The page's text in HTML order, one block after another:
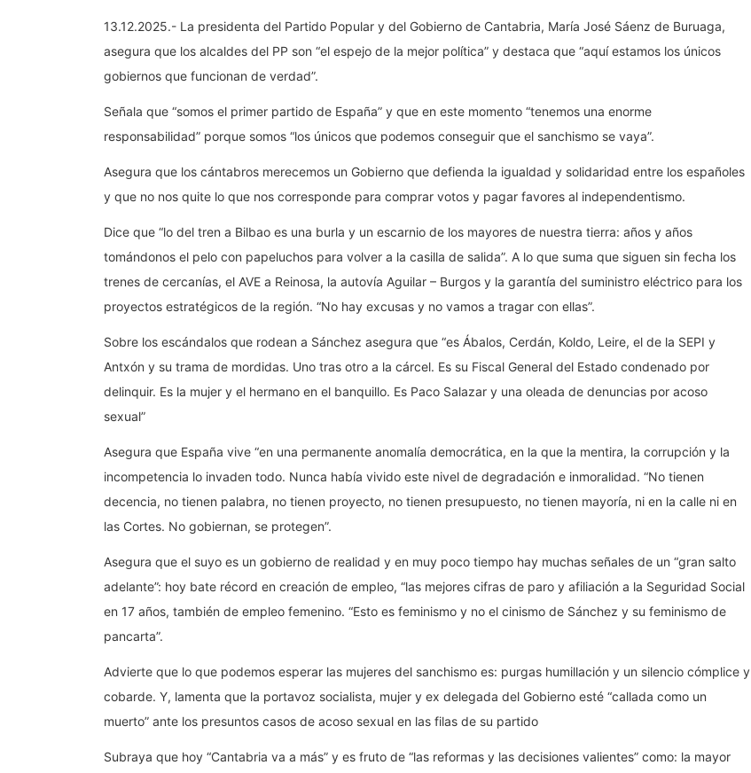
13.12.2025.- La presidenta del Partido Popular y del Gobierno de Cantabria, María José Sáenz de Buruaga,
asegura que los alcaldes del PP son “el espejo de la mejor política” y destaca que “aquí estamos los únicos
gobiernos que funcionan de verdad”.
Señala que “somos el primer partido de España” y que en este momento “tenemos una enorme
responsabilidad” porque somos “los únicos que podemos conseguir que el sanchismo se vaya”.
Asegura que los cántabros merecemos un Gobierno que defienda la igualdad y solidaridad entre los españoles
y que no nos quite lo que nos corresponde para comprar votos y pagar favores al independentismo.
Dice que “lo del tren a Bilbao es una burla y un escarnio de los mayores de nuestra tierra: años y años
tomándonos el pelo con papeluchos para volver a la casilla de salida”. A lo que suma que siguen sin fecha los
trenes de cercanías, el AVE a Reinosa, la autovía Aguilar – Burgos y la garantía del suministro eléctrico para los
proyectos estratégicos de la región. “No hay excusas y no vamos a tragar con ellas”.
Sobre los escándalos que rodean a Sánchez asegura que “es Ábalos, Cerdán, Koldo, Leire, el de la SEPI y
Antxón y su trama de mordidas. Uno tras otro a la cárcel. Es su Fiscal General del Estado condenado por
delinquir. Es la mujer y el hermano en el banquillo. Es Paco Salazar y una oleada de denuncias por acoso
sexual”
Asegura que España vive “en una permanente anomalía democrática, en la que la mentira, la corrupción y la
incompetencia lo invaden todo. Nunca había vivido este nivel de degradación e inmoralidad. “No tienen
decencia, no tienen palabra, no tienen proyecto, no tienen presupuesto, no tienen mayoría, ni en la calle ni en
las Cortes. No gobiernan, se protegen”.
Asegura que el suyo es un gobierno de realidad y en muy poco tiempo hay muchas señales de un “gran salto
adelante”: hoy bate récord en creación de empleo, “las mejores cifras de paro y afiliación a la Seguridad Social
en 17 años, también de empleo femenino. “Esto es feminismo y no el cinismo de Sánchez y su feminismo de
pancarta”.
Advierte que lo que podemos esperar las mujeres del sanchismo es: purgas humillación y un silencio cómplice y
cobarde. Y, lamenta que la portavoz socialista, mujer y ex delegada del Gobierno esté “callada como un
muerto” ante los presuntos casos de acoso sexual en las filas de su partido
Subraya que hoy “Cantabria va a más” y es fruto de “las reformas y las decisiones valientes” como: la mayor